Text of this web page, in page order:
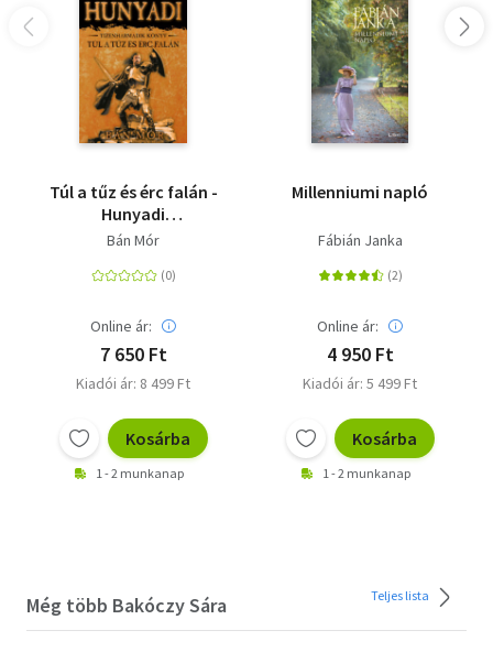
Túl a tűz és érc falán -
Hunyadi
tizenharmadik könyv
Bán Mór
Online ár:
7 650 Ft
Kiadói ár: 8 499 Ft
Kosárba
1 - 2 munkanap
Millenniumi napló
Fábián Janka
Online ár:
4 950 Ft
Kiadói ár: 5 499 Ft
Kosárba
1 - 2 munkanap
Még több Bakóczy Sára Teljes lista